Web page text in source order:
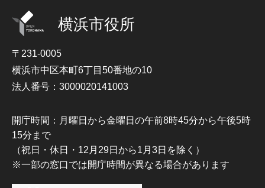
横浜市役所
〒231-0005
横浜市中区本町6丁目50番地の10
法人番号：3000020141003
開庁時間：月曜日から金曜日の午前8時45分から午後5時
15分まで
（祝日・休日・12月29日から1月3日を除く）
※一部の窓口では開庁時間が異なる場合があります